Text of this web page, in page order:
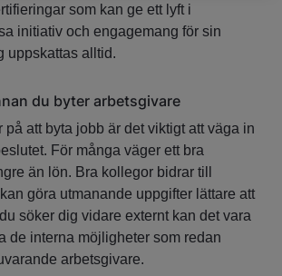
som kan ge ett lyft i
initiativ och engagemang för sin
uppskattas alltid.
du byter arbetsgivare
på att byta jobb är det viktigt att väga in
För många väger ett bra
än lön. Bra kollegor bidrar till
göra utmanande uppgifter lättare att
söker dig vidare externt kan det vara
de interna möjligheter som redan
arbetsgivare.